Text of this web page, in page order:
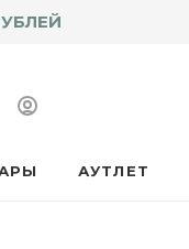
АУТЛЕТ